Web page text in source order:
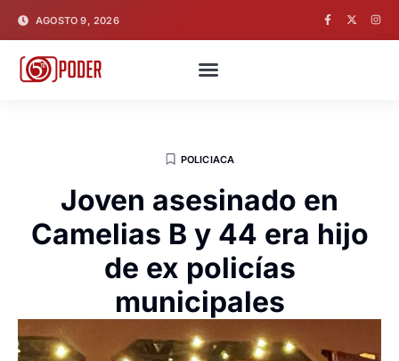
AGOSTO 9, 2026
POLICIACA
Joven asesinado en
Camelias B y 44 era hijo
de ex policías
municipales